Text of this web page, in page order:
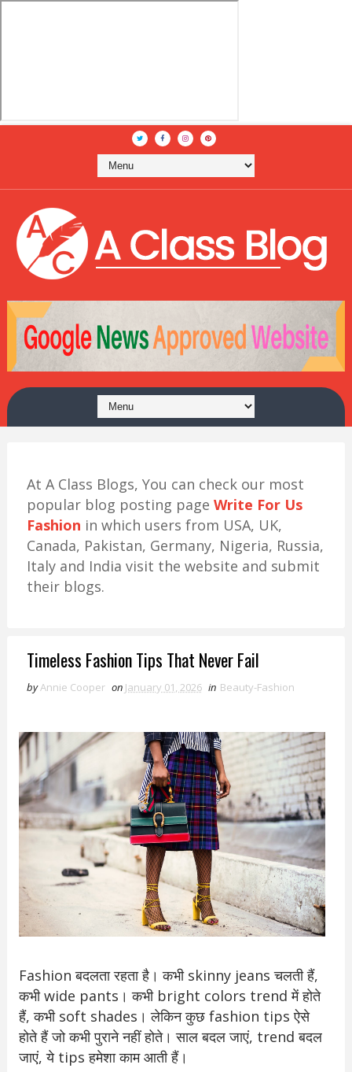
At A Class Blogs, You can check our most
popular blog posting page Write For Us
Fashion in which users from USA, UK,
Canada, Pakistan, Germany, Nigeria, Russia,
Italy and India visit the website and submit
their blogs.
Timeless Fashion Tips That Never Fail
byAnnie Cooper on January 01, 2026 in Beauty-Fashion
Fashion बदलता रहता है। कभी skinny jeans चलती हैं,
कभी wide pants। कभी bright colors trend में होते
हैं, कभी soft shades। लेकिन कुछ fashion tips ऐसे
होते हैं जो कभी पुराने नहीं होते। साल बदल जाएं, trend बदल
जाएं, ये tips हमेशा काम आती हैं।